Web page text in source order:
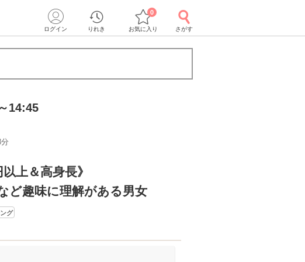
ログイン りれき お気に入り
0
さがす
14:45
上＆高身長》
ど趣味に理解がある男女
グ